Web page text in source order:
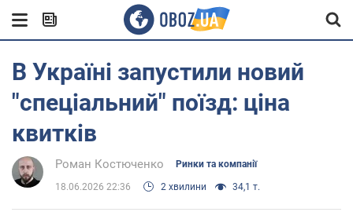
В Україні запустили новий
"спеціальний" поїзд: ціна
квитків
Роман Костюченко Ринки та компанії
18.06.2026 22:36 2 хвилини 34,1 т.